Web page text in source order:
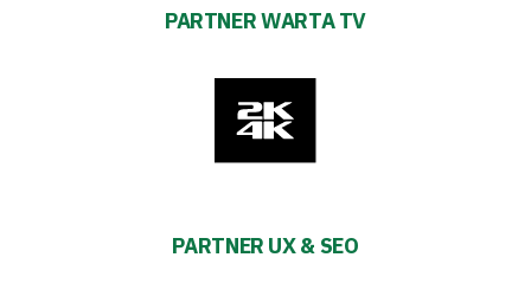
PARTNER WARTA TV
PARTNER UX & SEO